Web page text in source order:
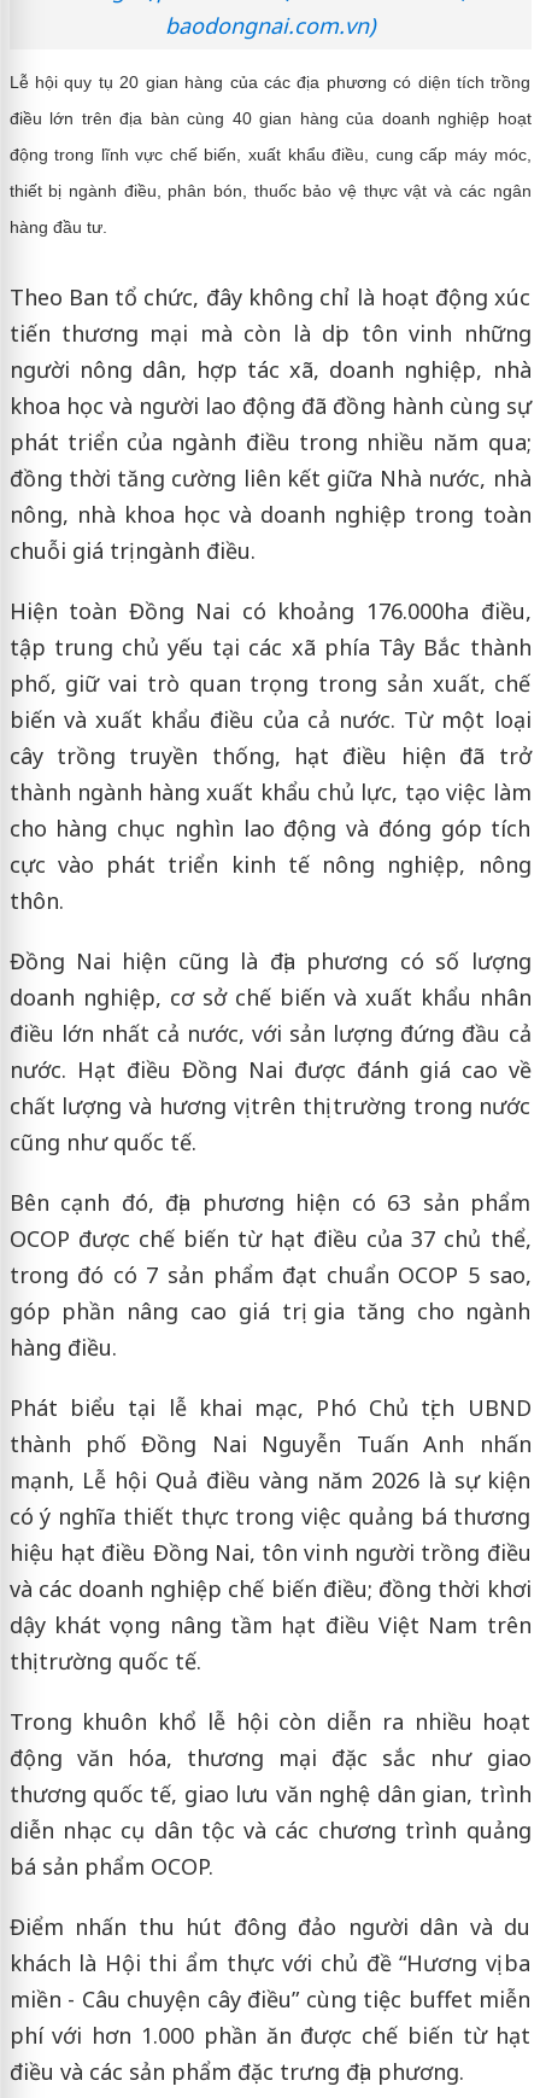
baodongnai.com.vn)
Lễ hội quy tụ 20 gian hàng của các địa phương có diện tích trồng
điều lớn trên địa bàn cùng 40 gian hàng của doanh nghiệp hoạt
động trong lĩnh vực chế biến, xuất khẩu điều, cung cấp máy móc,
thiết bị ngành điều, phân bón, thuốc bảo vệ thực vật và các ngân
hàng đầu tư.
Theo Ban tổ chức, đây không chỉ là hoạt động xúc
tiến thương mại mà còn là dịp tôn vinh những
người nông dân, hợp tác xã, doanh nghiệp, nhà
khoa học và người lao động đã đồng hành cùng sự
phát triển của ngành điều trong nhiều năm qua;
đồng thời tăng cường liên kết giữa Nhà nước, nhà
nông, nhà khoa học và doanh nghiệp trong toàn
chuỗi giá trị ngành điều.
Hiện toàn Đồng Nai có khoảng 176.000ha điều,
tập trung chủ yếu tại các xã phía Tây Bắc thành
phố, giữ vai trò quan trọng trong sản xuất, chế
biến và xuất khẩu điều của cả nước. Từ một loại
cây trồng truyền thống, hạt điều hiện đã trở
thành ngành hàng xuất khẩu chủ lực, tạo việc làm
cho hàng chục nghìn lao động và đóng góp tích
cực vào phát triển kinh tế nông nghiệp, nông
thôn.
Đồng Nai hiện cũng là địa phương có số lượng
doanh nghiệp, cơ sở chế biến và xuất khẩu nhân
điều lớn nhất cả nước, với sản lượng đứng đầu cả
nước. Hạt điều Đồng Nai được đánh giá cao về
chất lượng và hương vị trên thị trường trong nước
cũng như quốc tế.
Bên cạnh đó, địa phương hiện có 63 sản phẩm
OCOP được chế biến từ hạt điều của 37 chủ thể,
trong đó có 7 sản phẩm đạt chuẩn OCOP 5 sao,
góp phần nâng cao giá trị gia tăng cho ngành
hàng điều.
Phát biểu tại lễ khai mạc, Phó Chủ tịch UBND
thành phố Đồng Nai Nguyễn Tuấn Anh nhấn
mạnh, Lễ hội Quả điều vàng năm 2026 là sự kiện
có ý nghĩa thiết thực trong việc quảng bá thương
hiệu hạt điều Đồng Nai, tôn vinh người trồng điều
và các doanh nghiệp chế biến điều; đồng thời khơi
dậy khát vọng nâng tầm hạt điều Việt Nam trên
thị trường quốc tế.
Trong khuôn khổ lễ hội còn diễn ra nhiều hoạt
động văn hóa, thương mại đặc sắc như giao
thương quốc tế, giao lưu văn nghệ dân gian, trình
diễn nhạc cụ dân tộc và các chương trình quảng
bá sản phẩm OCOP.
Điểm nhấn thu hút đông đảo người dân và du
khách là Hội thi ẩm thực với chủ đề “Hương vị ba
miền - Câu chuyện cây điều” cùng tiệc buffet miễn
phí với hơn 1.000 phần ăn được chế biến từ hạt
điều và các sản phẩm đặc trưng địa phương.